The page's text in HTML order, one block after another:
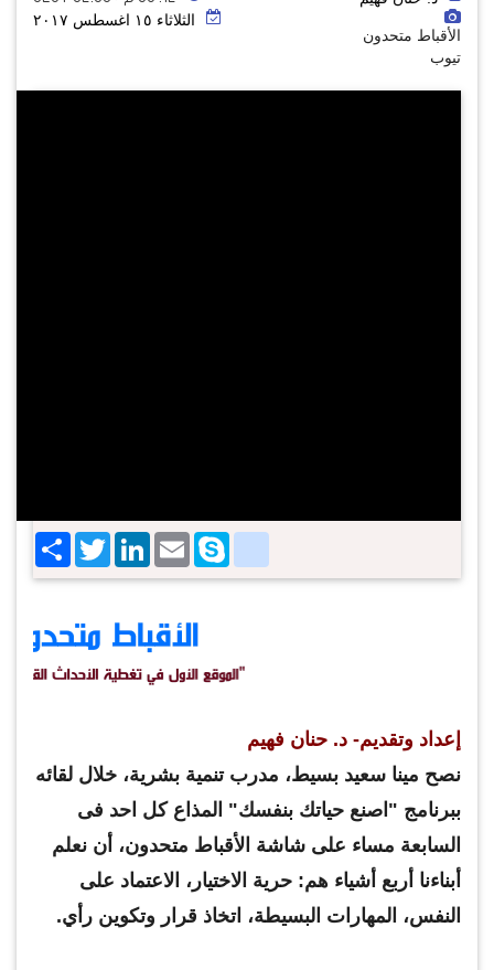
الأقباط متحدون
تيوب
الثلاثاء ١٥ اغسطس ٢٠١٧
ShareTwitterLinkedIn EmailSkype
google_bookmarks
إعداد وتقديم- د. حنان فهيم
نصح مينا سعيد بسيط، مدرب تنمية بشرية، خلال لقائه
ببرنامج "اصنع حياتك بنفسك" المذاع كل احد فى
السابعة مساء على شاشة الأقباط متحدون، أن نعلم
أبناءنا أربع أشياء هم: حرية الاختيار، الاعتماد على
النفس، المهارات البسيطة، اتخاذ قرار وتكوين رأي.